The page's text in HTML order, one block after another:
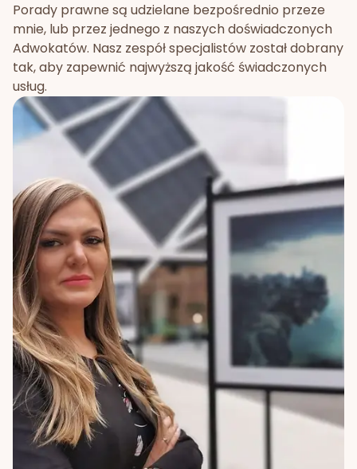
Porady prawne są udzielane bezpośrednio przeze
mnie, lub przez jednego z naszych doświadczonych
Adwokatów. Nasz zespół specjalistów został dobrany
tak, aby zapewnić najwyższą jakość świadczonych
usług.